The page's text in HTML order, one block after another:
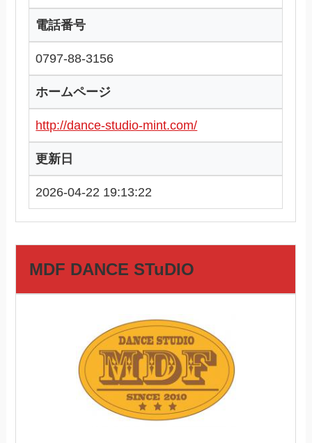
電話番号
0797-88-3156
ホームページ
http://dance-studio-mint.com/
更新日
2026-04-22 19:13:22
MDF DANCE STuDIO